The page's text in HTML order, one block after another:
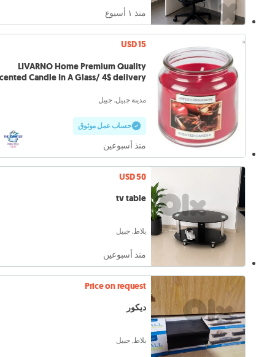
منذ ١ أسبوع
USD 15
LIVARNO Home Premium Quality
Candle In A Glass/ 4$ delivery.
مدينة جبيل, جبيل
حساب عمل موثوق
منذ أسبوعين
USD 50
tv table
بلاط, جبيل
منذ أسبوعين
Price on request
ديكور
بلاط, جبيل